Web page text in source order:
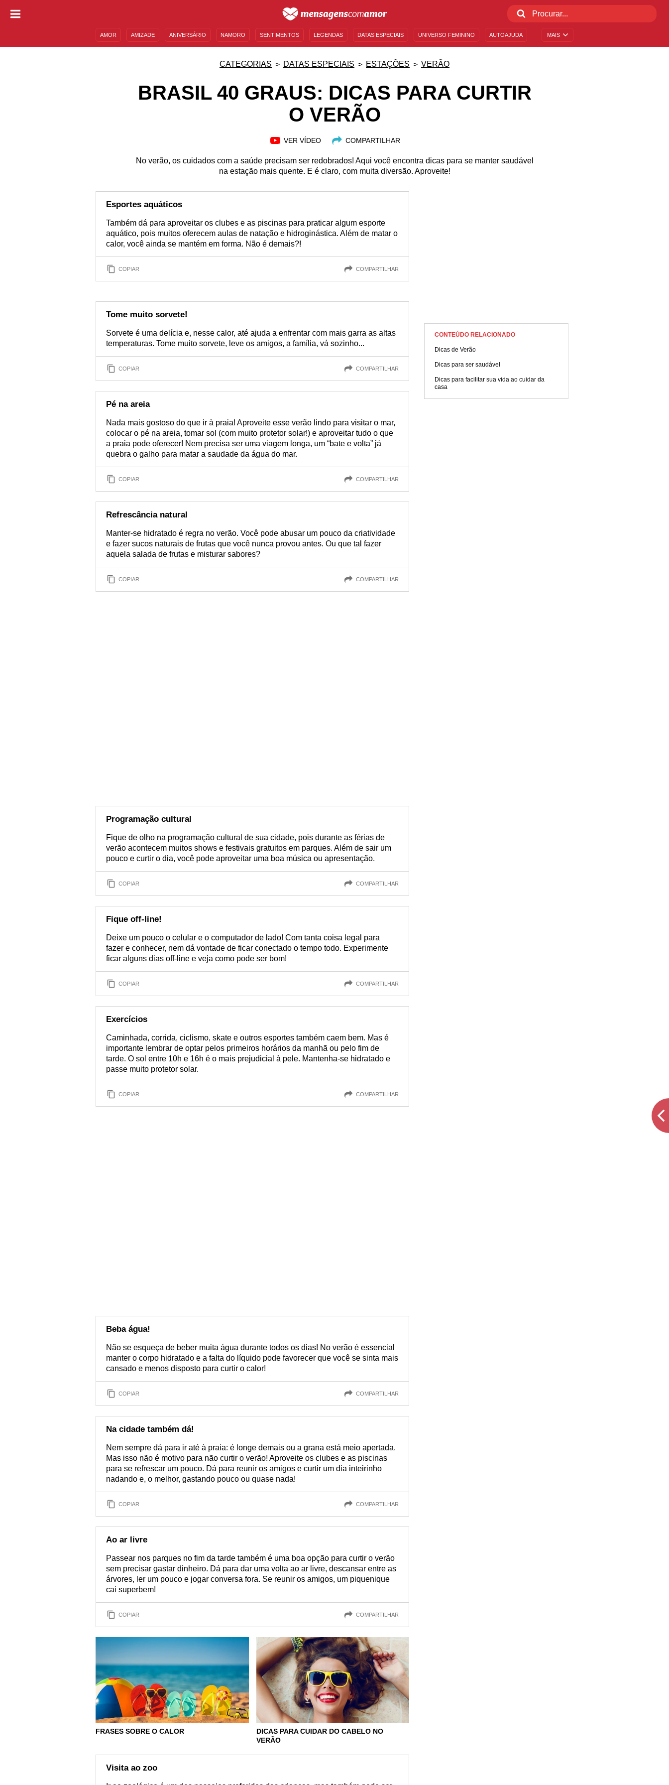
MAIS
AMOR AMIZADE ANIVERSÁRIO NAMORO SENTIMENTOS LEGENDAS DATAS ESPECIAIS UNIVERSO FEMININO AUTOAJUDA
CATEGORIAS DATAS ESPECIAIS ESTAÇÕES VERÃO
BRASIL 40 GRAUS: DICAS PARA CURTIR
O VERÃO
VER VÍDEO COMPARTILHAR
No verão, os cuidados com a saúde precisam ser redobrados! Aqui você encontra dicas para se manter saudável
na estação mais quente. E é claro, com muita diversão. Aproveite!
Esportes aquáticos
Também dá para aproveitar os clubes e as piscinas para praticar algum esporte
aquático, pois muitos oferecem aulas de natação e hidroginástica. Além de matar o
calor, você ainda se mantém em forma. Não é demais?!
COPIAR COMPARTILHAR
Tome muito sorvete!
Sorvete é uma delícia e, nesse calor, até ajuda a enfrentar com mais garra as altas
temperaturas. Tome muito sorvete, leve os amigos, a família, vá sozinho...
COPIAR COMPARTILHAR
Pé na areia
Nada mais gostoso do que ir à praia! Aproveite esse verão lindo para visitar o mar,
colocar o pé na areia, tomar sol (com muito protetor solar!) e aproveitar tudo o que
a praia pode oferecer! Nem precisa ser uma viagem longa, um “bate e volta” já
quebra o galho para matar a saudade da água do mar.
COPIAR COMPARTILHAR
Refrescância natural
Manter-se hidratado é regra no verão. Você pode abusar um pouco da criatividade
e fazer sucos naturais de frutas que você nunca provou antes. Ou que tal fazer
aquela salada de frutas e misturar sabores?
COPIAR COMPARTILHAR
Programação cultural
Fique de olho na programação cultural de sua cidade, pois durante as férias de
verão acontecem muitos shows e festivais gratuitos em parques. Além de sair um
pouco e curtir o dia, você pode aproveitar uma boa música ou apresentação.
COPIAR COMPARTILHAR
Fique off-line!
Deixe um pouco o celular e o computador de lado! Com tanta coisa legal para
fazer e conhecer, nem dá vontade de ficar conectado o tempo todo. Experimente
ficar alguns dias off-line e veja como pode ser bom!
COPIAR COMPARTILHAR
Exercícios
Caminhada, corrida, ciclismo, skate e outros esportes também caem bem. Mas é
importante lembrar de optar pelos primeiros horários da manhã ou pelo fim de
tarde. O sol entre 10h e 16h é o mais prejudicial à pele. Mantenha-se hidratado e
passe muito protetor solar.
COPIAR COMPARTILHAR
Beba água!
Não se esqueça de beber muita água durante todos os dias! No verão é essencial
manter o corpo hidratado e a falta do líquido pode favorecer que você se sinta mais
cansado e menos disposto para curtir o calor!
COPIAR COMPARTILHAR
Na cidade também dá!
Nem sempre dá para ir até à praia: é longe demais ou a grana está meio apertada.
Mas isso não é motivo para não curtir o verão! Aproveite os clubes e as piscinas
para se refrescar um pouco. Dá para reunir os amigos e curtir um dia inteirinho
nadando e, o melhor, gastando pouco ou quase nada!
COPIAR COMPARTILHAR
Ao ar livre
Passear nos parques no fim da tarde também é uma boa opção para curtir o verão
sem precisar gastar dinheiro. Dá para dar uma volta ao ar livre, descansar entre as
árvores, ler um pouco e jogar conversa fora. Se reunir os amigos, um piquenique
cai superbem!
COPIAR COMPARTILHAR
FRASES SOBRE O CALOR
DICAS PARA CUIDAR DO CABELO NO
VERÃO
Visita ao zoo
CONTEÚDO RELACIONADO
Dicas de Verão
Dicas para ser saudável
Dicas para facilitar sua vida ao cuidar da
casa